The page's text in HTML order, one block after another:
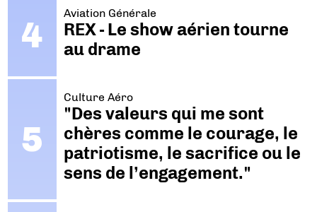
Aviation Générale
REX - Le show aérien tourne
au drame
Culture Aéro
"Des valeurs qui me sont
chères comme le courage, le
patriotisme, le sacrifice ou le
sens de l’engagement."